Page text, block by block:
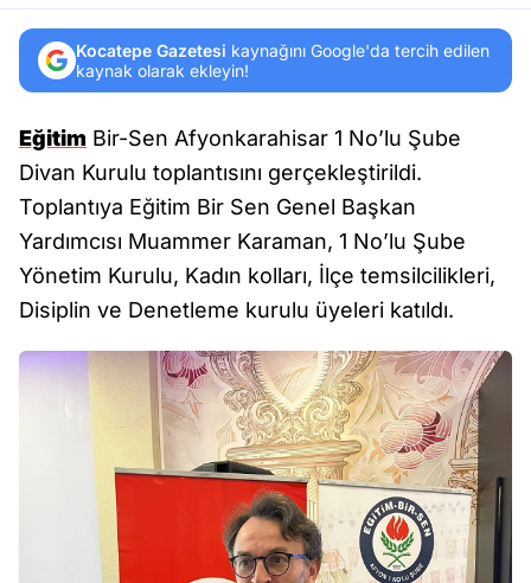
Kocatepe Gazetesi kaynağını Google'da tercih edilen
kaynak olarak ekleyin!
Eğitim Bir-Sen Afyonkarahisar 1 No’lu Şube
Divan Kurulu toplantısını gerçekleştirildi.
Toplantıya Eğitim Bir Sen Genel Başkan
Yardımcısı Muammer Karaman, 1 No’lu Şube
Yönetim Kurulu, Kadın kolları, İlçe temsilcilikleri,
Disiplin ve Denetleme kurulu üyeleri katıldı.